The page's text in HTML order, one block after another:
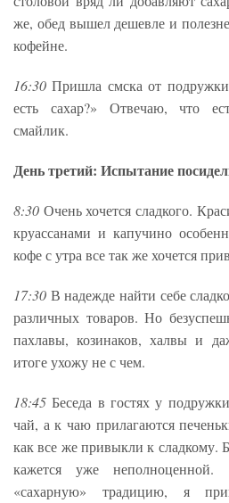
же, обед вышел дешевле и
кофейне.
16:30 Пришла смска от
есть сахар?» Отвечаю, что
смайлик.
День третий: Испытание
8:30 Очень хочется сладкого.
круассанами и капучино
кофе с утра все так же хочется
17:30 В надежде найти себе
различных товаров. Но
пахлавы, козинаков, халвы и
итоге ухожу не с чем.
18:45 Беседа в гостях у
чай, а к чаю прилагаются
как все же привыкли к сладкому.
кажется уже
«сахарную» традицию, я